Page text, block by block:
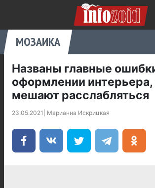
МОЗАИКА
Названы главные
оформлении
мешают расслабляться
23.05.2021 Марианна Искрицкая